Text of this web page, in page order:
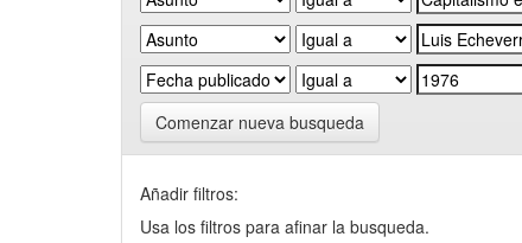
Comenzar nueva busqueda
Añadir filtros:
Usa los filtros para afinar la busqueda.